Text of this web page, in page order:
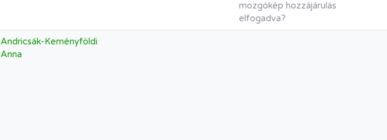
mozgókép hozzájárulás
elfogadva?
Andricsák-Keményföldi
Anna